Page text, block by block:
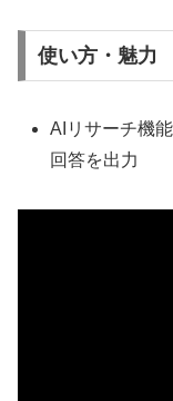
使い方・魅力
AIリサーチ機
回答を出力